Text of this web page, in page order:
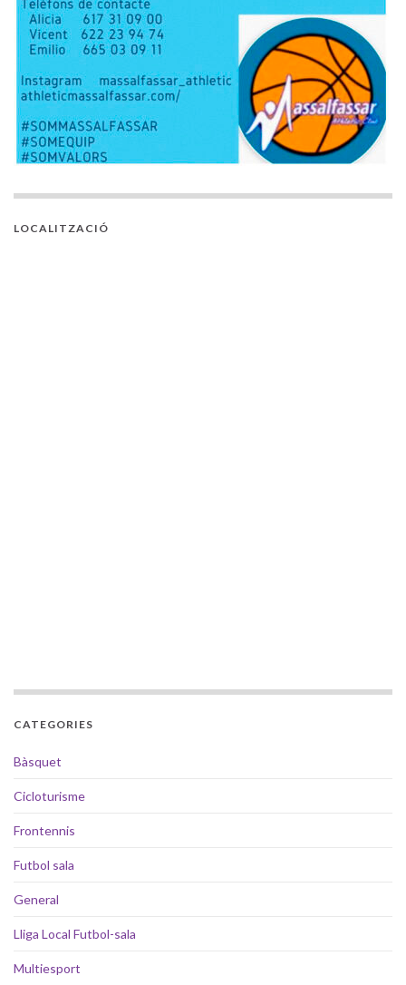
LOCALITZACIÓ
CATEGORIES
Bàsquet
Cicloturisme
Frontennis
Futbol sala
General
Lliga Local Futbol-sala
Multiesport